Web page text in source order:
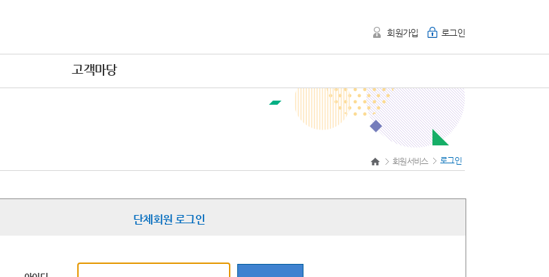
회원가입 로그인
고객마당
회원서비스 로그인
단체회원 로그인